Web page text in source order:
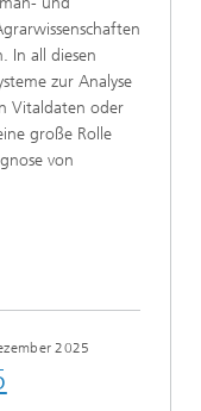
In all diesen
zur Analyse
Vitaldaten oder
große Rolle
von
2025